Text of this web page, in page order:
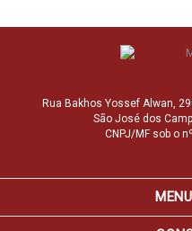
Rua Bakhos Yossef Alwan,
São José dos
CNPJ/MF sob o